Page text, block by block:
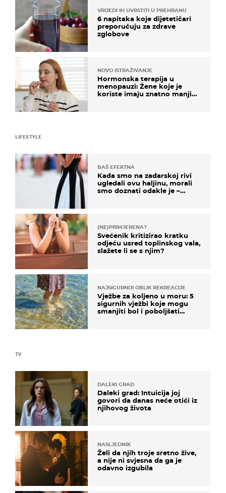
VRIJEDI IH UVRSTITI U PREHRANU
6 napitaka koje dijetetičari
preporučuju za zdrave
zglobove
NOVO ISTRAŽIVANJE
Hormonska terapija u
menopauzi: Žene koje je
koriste imaju znatno manji
TV
DALEKI GRAD
Daleki grad: Intuicija joj
govori da danas neće otići iz
njihovog života
NASLJEDNIK
Želi da njih troje sretno žive,
a nije ni svjesna da ga je
odavno izgubila
LIFESTYLE
BAŠ EFEKTNA
Kada smo na zadarskoj rivi
ugledali ovu haljinu, morali
smo doznati odakle je –
(NE)PRIMJERENA?
Svećenik kritizirao kratku
odjeću usred toplinskog vala,
slažete li se s njim?
NAJSIGURNIJI OBLIK REKREACIJE
Vježbe za koljeno u moru: 5
sigurnih vježbi koje mogu
smanjiti bol i poboljšati